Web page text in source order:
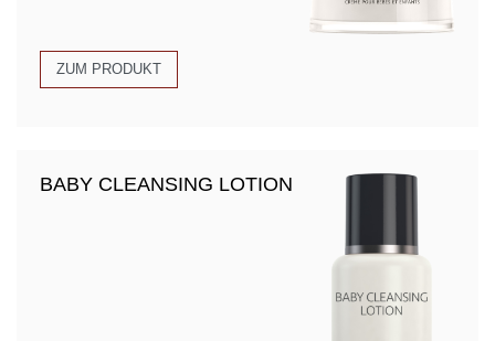
ZUM PRODUKT
BABY CLEANSING LOTION